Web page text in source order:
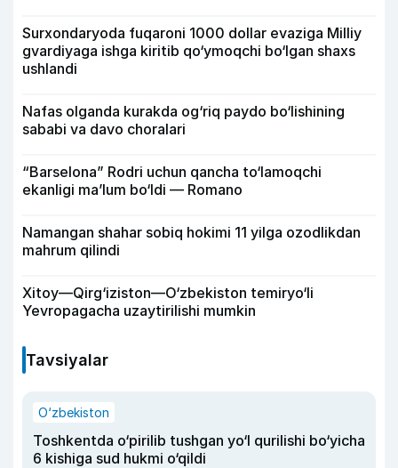
Surxondaryoda fuqaroni 1000 dollar evaziga Milliy
gvardiyaga ishga kiritib qo‘ymoqchi bo‘lgan shaxs
ushlandi
Nafas olganda kurakda og‘riq paydo bo‘lishining
sababi va davo choralari
“Barselona” Rodri uchun qancha to‘lamoqchi
ekanligi ma’lum bo‘ldi — Romano
Namangan shahar sobiq hokimi 11 yilga ozodlikdan
mahrum qilindi
Xitoy—Qirg‘iziston—O‘zbekiston temiryo‘li
Yevropagacha uzaytirilishi mumkin
Tavsiyalar
O‘zbekiston
Toshkentda o‘pirilib tushgan yo‘l qurilishi bo‘yicha
6 kishiga sud hukmi o‘qildi